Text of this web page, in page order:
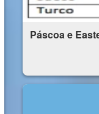
Páscoa e